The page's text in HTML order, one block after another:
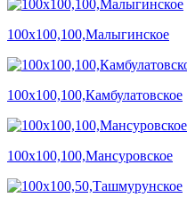
100х100,100,Малыгинское
100х100,100,Камбулатовское
100х100,100,Мансуровское